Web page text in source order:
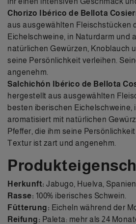
Chorizo Ibérico de Bellota
aus ausgewählten Fleischstücken
Eichelschweine, in Naturdarm und
natürlichen Gewürzen, Knoblauch
seine Persönlichkeit verleihen.
angenehm.
Salchichón Ibérico de Bellota
hergestellt aus ausgewählten
besten iberischen Eichelschweine,
aromatisiert mit natürlichen
Pfeffer, die ihm seine
Textur ist zart und angenehm.
Herkunft: Jabugo, Huelva, Spanien.
Rasse: 100% iberisches Schwein.
Fütterung: Eicheln während der
Reifung: Paleta: mehr als 24